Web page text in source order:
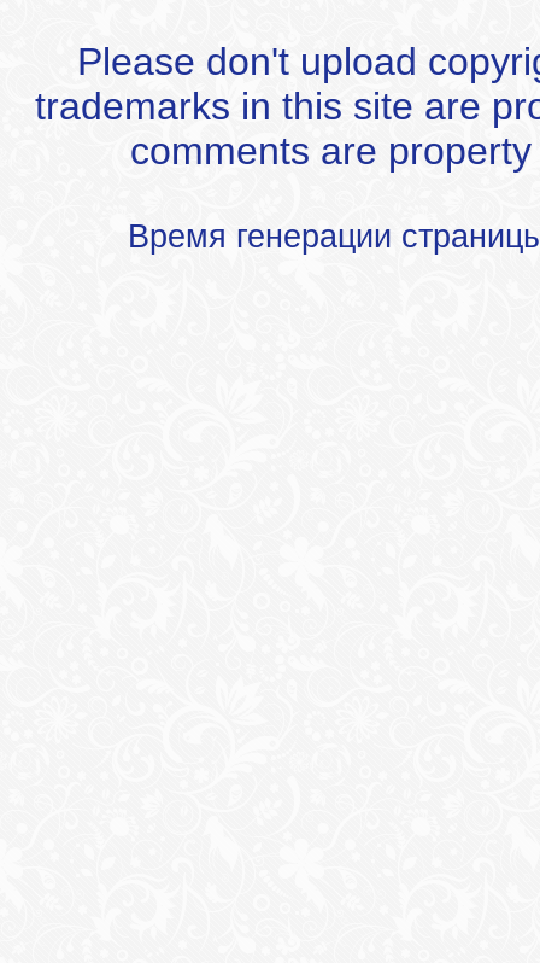
Please don't upload
trademarks in this site are
comments are
Время генерации